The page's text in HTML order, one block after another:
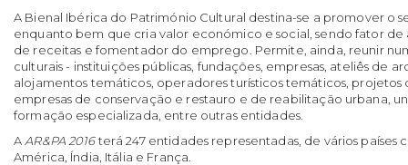
A Bienal Ibérica do Património Cultural destina-se a promover o
enquanto bem que cria valor económico e social, sendo fator
de receitas e fomentador do emprego. Permite, ainda, reunir
culturais - instituições públicas, fundações, empresas, ateliês de
alojamentos temáticos, operadores turísticos temáticos, projetos
empresas de conservação e restauro e de reabilitação urbana,
formação especializada, entre outras entidades.
A AR&PA 2016terá 247 entidades representadas, de vários países
América, Índia, Itália e França.